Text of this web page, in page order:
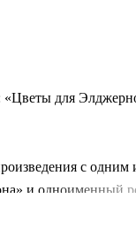
«Цветы для
с одним
и одноименный
и «Небьюла».